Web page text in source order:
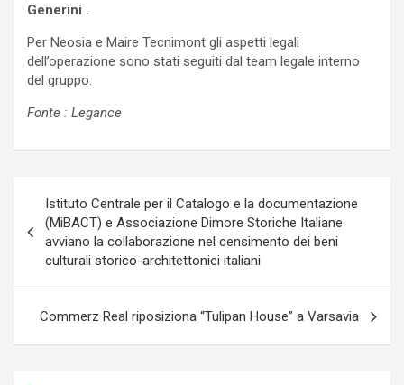
Generini .
Per Neosia e Maire Tecnimont gli aspetti legali
dell’operazione sono stati seguiti dal team legale interno
del gruppo.
Fonte : Legance
articoli
Istituto Centrale per il Catalogo e la documentazione
(MiBACT) e Associazione Dimore Storiche Italiane
avviano la collaborazione nel censimento dei beni
culturali storico-architettonici italiani
Commerz Real riposiziona “Tulipan House” a Varsavia